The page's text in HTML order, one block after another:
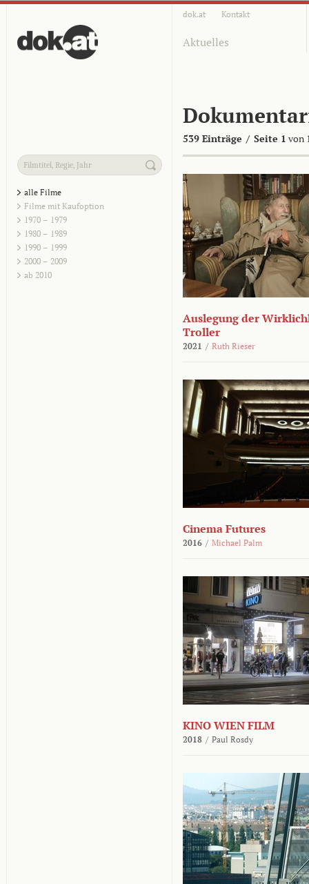
dok.at Kontakt
Aktuelles
539 Einträge / Seite 1 von
alle Filme
Filme mit Kaufoption
1970 – 1979
1980 – 1989
1990 – 1999
2000 – 2009
ab 2010
Auslegung der
Troller
2021 / Ruth Rieser
Cinema Futures
2016 / Michael Palm
KINO WIEN FILM
2018 / Paul Rosdy